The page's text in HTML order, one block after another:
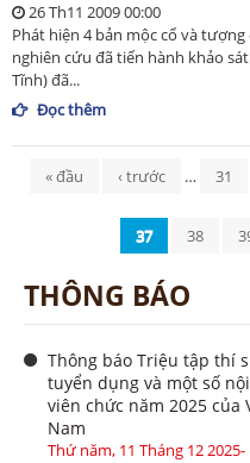
26 Th11 2009 00:00
Phát hiện 4 bản mộc cổ và
nghiên cứu đã tiến hành khảo
Tĩnh) đã...
Đọc thêm
Trang
« đầu ‹ trước … 31
37 38
THÔNG BÁO
Thông báo Triệu tập thí
tuyển dụng và một số
viên chức năm 2025 của
Nam
Thứ năm, 11 Tháng 12 2025-